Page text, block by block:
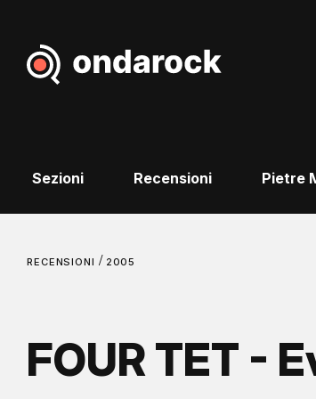
Sezioni Recensioni Pietre
RECENSIONI / 2005
FOUR TET -